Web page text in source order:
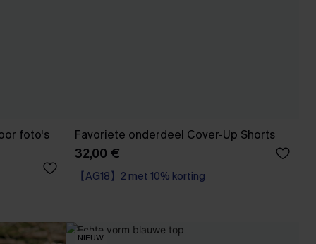
foto's
Favoriete onderdeel Cover-Up Shorts
32,00 €
【AG18】2 met 10% korting
NIEUW